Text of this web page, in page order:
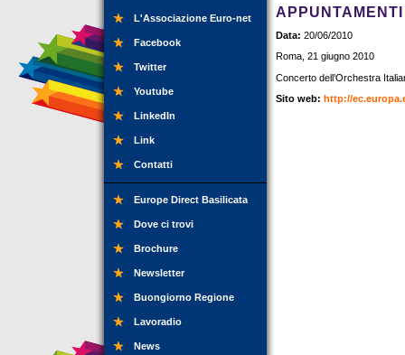
L'Associazione Euro-net
Facebook
Twitter
Youtube
LinkedIn
Link
Contatti
Europe Direct Basilicata
Dove ci trovi
Brochure
Newsletter
Buongiorno Regione
Lavoradio
News
Data: 20/06/2010
Roma, 21 giugno 2010
Concerto dell’Orchestra
Sito web: http://